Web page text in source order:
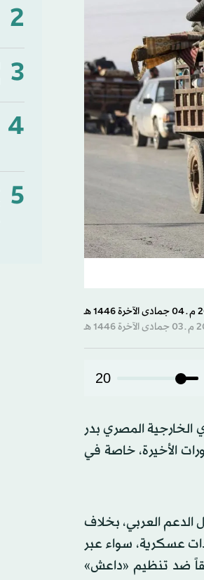
20
الخارجية المصري بدر
الأخيرة، خاصة في
العربي، بخلاف
عسكرية، سواء عبر
ضد تنظيم «داعش»
2
3
4
5